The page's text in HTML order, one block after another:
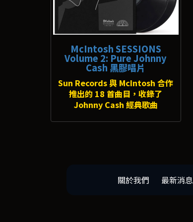
McIntosh SESSIONS
Volume 2: Pure Johnny
Cash 黑膠唱片
Sun Records 與 McIntosh 合作
推出的 18 首曲目，收錄了
Johnny Cash 經典歌曲
關於我們 最新消息